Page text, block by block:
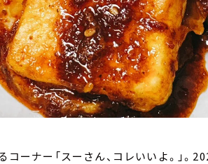
コーナー「スーさん、コレいいよ。」。